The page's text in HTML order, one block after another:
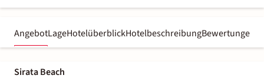
AngebotLageHotelüberblickHotelbeschreibungBewertungen
Sirata Beach